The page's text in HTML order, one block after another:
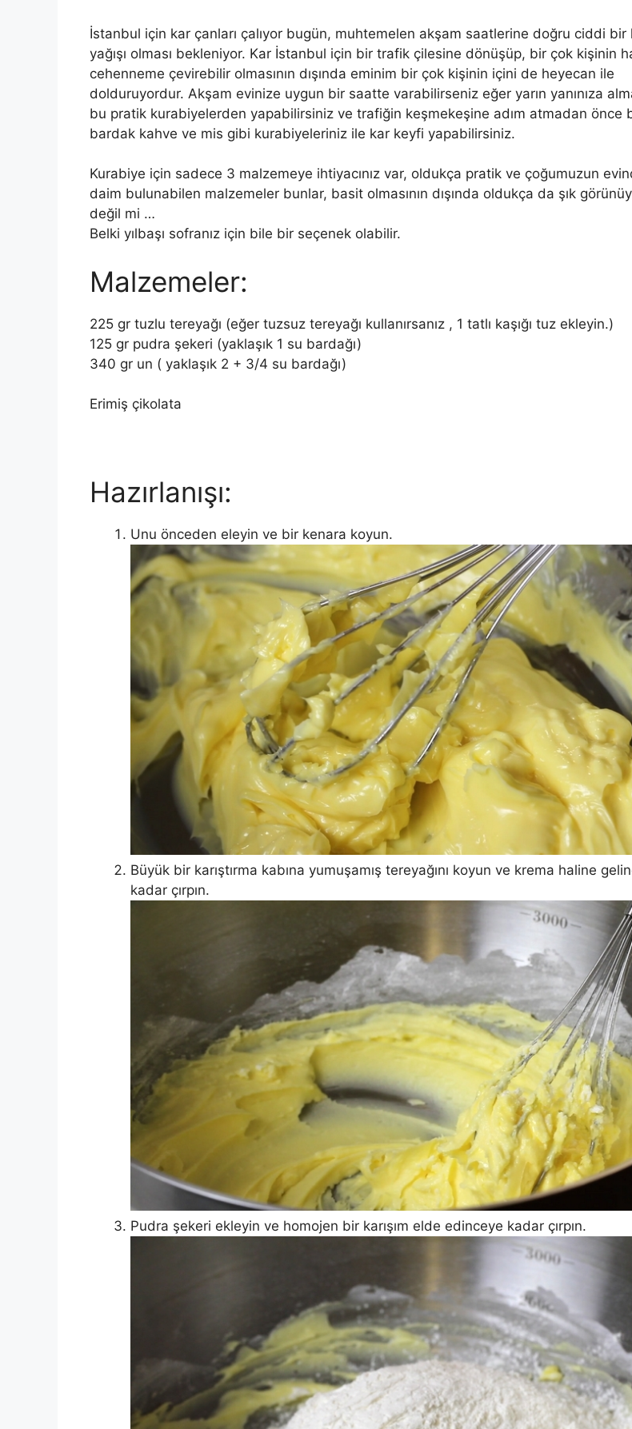
İstanbul için kar çanları çalıyor bugün, muhtemelen akşam saatlerine doğru ciddi bir
yağışı olması bekleniyor. Kar İstanbul için bir trafik çilesine dönüşüp, bir çok kişinin
cehenneme çevirebilir olmasının dışında eminim bir çok kişinin içini de heyecan ile
dolduruyordur. Akşam evinize uygun bir saatte varabilirseniz eğer yarın yanınıza
bu pratik kurabiyelerden yapabilirsiniz ve trafiğin keşmekeşine adım atmadan önce
bardak kahve ve mis gibi kurabiyeleriniz ile kar keyfi yapabilirsiniz.
Kurabiye için sadece 3 malzemeye ihtiyacınız var, oldukça pratik ve çoğumuzun
daim bulunabilen malzemeler bunlar, basit olmasının dışında oldukça da şık
değil mi …
Belki yılbaşı sofranız için bile bir seçenek olabilir.
Malzemeler:
225 gr tuzlu tereyağı (eğer tuzsuz tereyağı kullanırsanız , 1 tatlı kaşığı tuz ekleyin.)
125 gr pudra şekeri (yaklaşık 1 su bardağı)
340 gr un ( yaklaşık 2 + 3/4 su bardağı)
Erimiş çikolata
Hazırlanışı:
Unu önceden eleyin ve bir kenara koyun.
Büyük bir karıştırma kabına yumuşamış tereyağını koyun ve krema haline
kadar çırpın.
Pudra şekeri ekleyin ve homojen bir karışım elde edinceye kadar çırpın.